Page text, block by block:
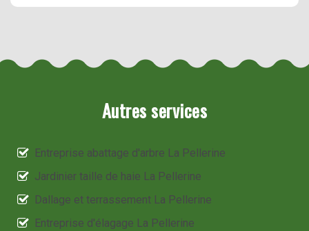
Autres services
Entreprise abattage d'arbre La Pellerine
Jardinier taille de haie La Pellerine
Dallage et terrassement La Pellerine
Entreprise d'élagage La Pellerine